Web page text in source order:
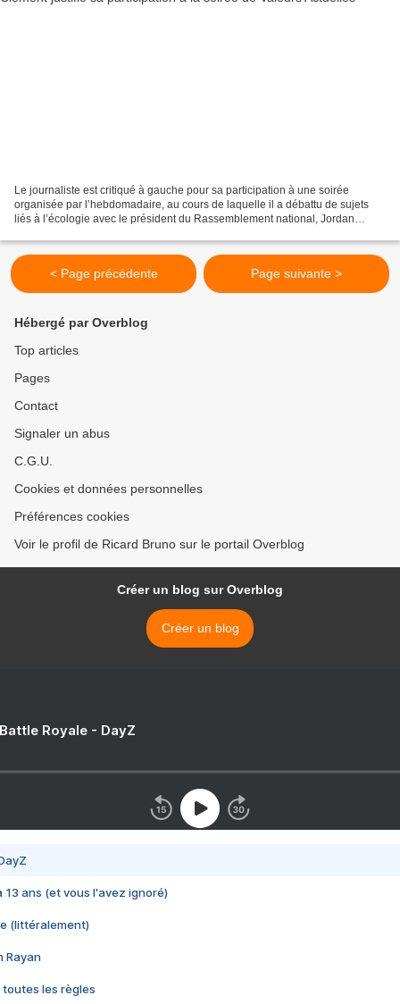
Le journaliste est critiqué à gauche pour sa participation à une soirée
organisée par l’hebdomadaire, au cours de laquelle il a débattu de sujets
liés à l’écologie avec le président du Rassemblement national, Jordan
< Page précédente Page suivante >
Hébergé par Overblog
Top articles
Pages
Contact
Signaler un abus
C.G.U.
Cookies et données personnelles
Préférences cookies
Voir le profil de Ricard Bruno sur le portail Overblog
Créer un blog sur Overblog
Créer un blog
Royale - DayZ
13 ans (et vous l'avez ignoré)
(littéralement)
Rayan
toutes les règles